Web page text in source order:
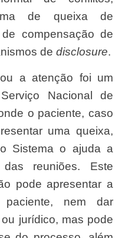
de queixa de
compensação de
de disclosure.
Nacional de
o paciente, caso
uma queixa,
Sistema o ajuda a
reuniões. Este
pode apresentar a
nem dar
jurídico, mas pode